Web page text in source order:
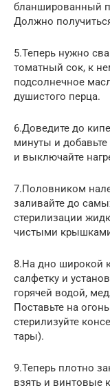
бланшированный
Должно
5.Теперь нужно
томатный сок, к
подсолнечное
душистого перца.
6.Доведите до
минуты и
и выключайте
7.Половником
заливайте до
стерилизации
чистыми
8.На дно широкой
салфетку и
горячей водой,
Поставьте на
стерилизуйте
тары).
9.Теперь плотно
взять и винтовые